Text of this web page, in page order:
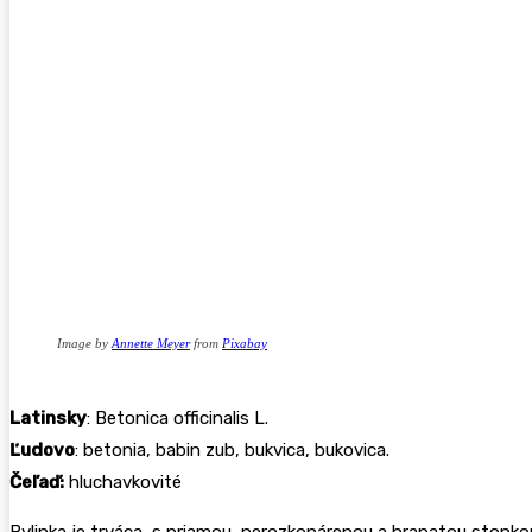
Image by Annette Meyerfrom Pixabay
Latinsky: Betonica officinalis L.
Ľudovo: betonia, babin zub, bukvica, bukovica.
Čeľaď: hluchavkovité